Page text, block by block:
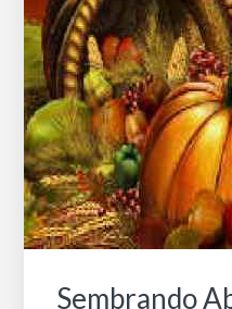
Sembrando